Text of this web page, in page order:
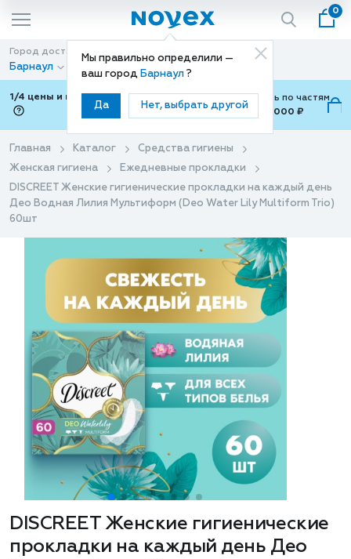
Мы правильно определили —
ваш город Барнаул ?
Да Нет, выбрать другой
0
Город доставки
Барнаул
Способ доставки
Доставка
1/4 цены и покупки ваши с Подели
Можно оплатить по частям
от 700 ₽ до 15,000 ₽
Главная Каталог
Средства гигиены
Женская гигиена
Ежедневные прокладки
DISCREET Женские гигиенические прокладки на каждый день
Део Водная Лилия Мультиформ (Deo Water Lily Multiform Trio)
60шт
DISCREET Женские гигиенические
прокладки на каждый день Део